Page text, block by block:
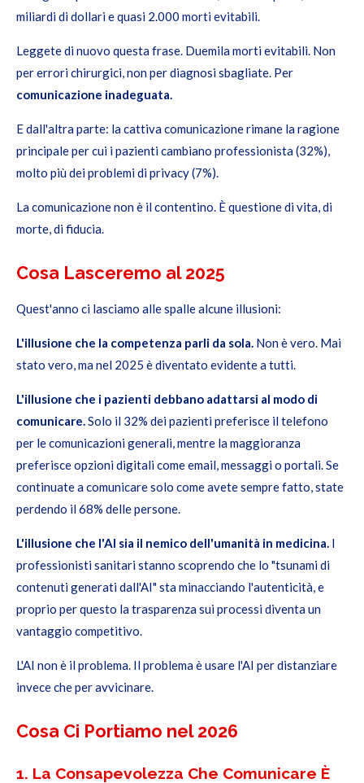
miliardi di dollari e quasi 2.000 morti evitabili.
Leggete di nuovo questa frase. Duemila morti evitabili. Non
per errori chirurgici, non per diagnosi sbagliate. Per
comunicazione inadeguata.
E dall'altra parte: la cattiva comunicazione rimane la ragione
principale per cui i pazienti cambiano professionista (32%),
molto più dei problemi di privacy (7%).
La comunicazione non è il contentino. È questione di vita, di
morte, di fiducia.
Cosa Lasceremo al 2025
Quest'anno ci lasciamo alle spalle alcune illusioni:
L'illusione che la competenza parli da sola. Non è vero. Mai
stato vero, ma nel 2025 è diventato evidente a tutti.
L'illusione che i pazienti debbano adattarsi al modo di
comunicare.Solo il 32% dei pazienti preferisce il telefono
per le comunicazioni generali, mentre la maggioranza
preferisce opzioni digitali come email, messaggi o portali. Se
continuate a comunicare solo come avete sempre fatto, state
perdendo il 68% delle persone.
L'illusione che l'AI sia il nemico dell'umanità in medicina. I
professionisti sanitari stanno scoprendo che lo "tsunami di
contenuti generati dall'AI" sta minacciando l'autenticità, e
proprio per questo la trasparenza sui processi diventa un
vantaggio competitivo.
L'AI non è il problema. Il problema è usare l'AI per distanziare
invece che per avvicinare.
Cosa Ci Portiamo nel 2026
1. La Consapevolezza Che Comunicare È